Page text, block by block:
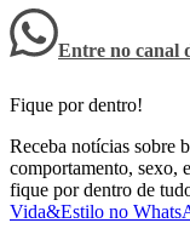
Entre no canal
Fique por dentro!
Receba notícias sobre
comportamento, sexo,
fique por dentro de
Vida&Estilo no